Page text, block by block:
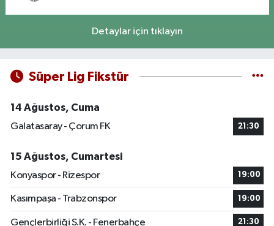
Detaylar için tıklayın
Süper Lig Fikstür
14 Ağustos, Cuma
Galatasaray - Çorum FK
21:30
15 Ağustos, Cumartesi
Konyaspor - Rizespor
19:00
Kasımpaşa - Trabzonspor 19:00
Gençlerbirliği S.K. - Fenerbahçe 21:30